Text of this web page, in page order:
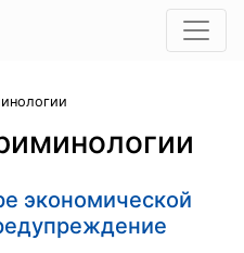
экономической